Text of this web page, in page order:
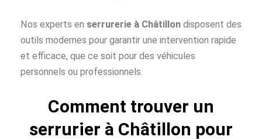
Nos experts en serrurerie à Châtillon disposent des
outils modernes pour garantir une intervention rapide
et efficace, que ce soit pour des véhicules
personnels ou professionnels.
Comment trouver un
serrurier à Châtillon pour